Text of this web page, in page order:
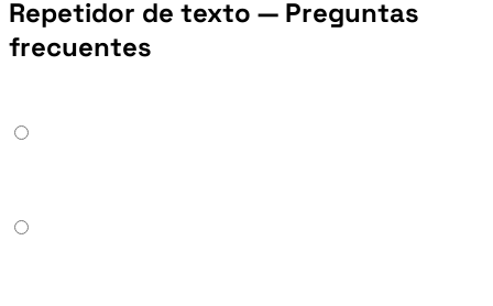
Repetidor de texto — Preguntas
frecuentes